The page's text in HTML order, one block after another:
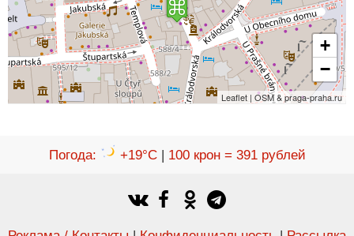
+
−
Leaflet | OSM & praga-praha.ru
Погода: +19°C| 100 крон = 391 рублей